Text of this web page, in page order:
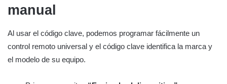
manual
Al usar el código clave, podemos programar fácilmente un
control remoto universal y el código clave identifica la marca y
el modelo de su equipo.